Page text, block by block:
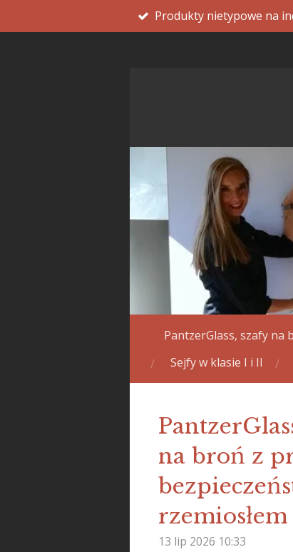
do
Produkty nietypowe na
PantzerGlass, szafy na
Sejfy w klasie I i II
na broń z
rzemiosłem
13 lip 2026 10:33